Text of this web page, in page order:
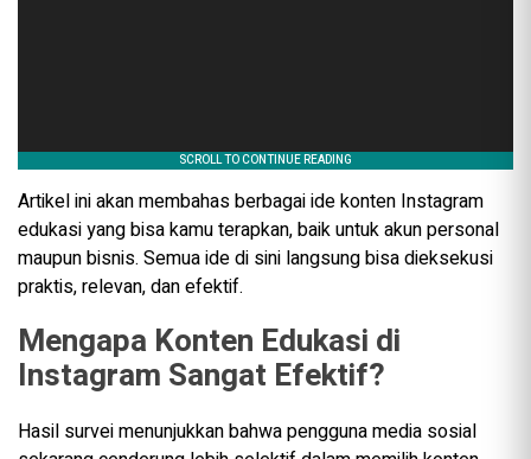
Artikel ini akan membahas berbagai ide konten Instagram
edukasi yang bisa kamu terapkan, baik untuk akun personal
maupun bisnis. Semua ide di sini langsung bisa dieksekusi
praktis, relevan, dan efektif.
Mengapa Konten Edukasi di
Instagram Sangat Efektif?
Hasil survei menunjukkan bahwa pengguna media sosial